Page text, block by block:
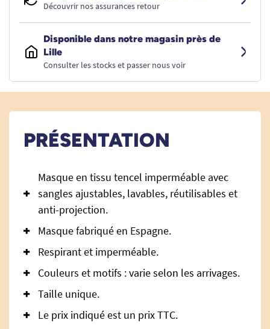
Découvrir nos assurances retour
Disponible dans notre magasin près de
Lille
Consulter les stocks et passer nous voir
PRÉSENTATION
Masque en tissu tencel imperméable avec
sangles ajustables, lavables, réutilisables et
anti-projection.
Masque fabriqué en Espagne.
Respirant et imperméable.
Couleurs et motifs : varie selon les arrivages.
Taille unique.
Le prix indiqué est un prix TTC.